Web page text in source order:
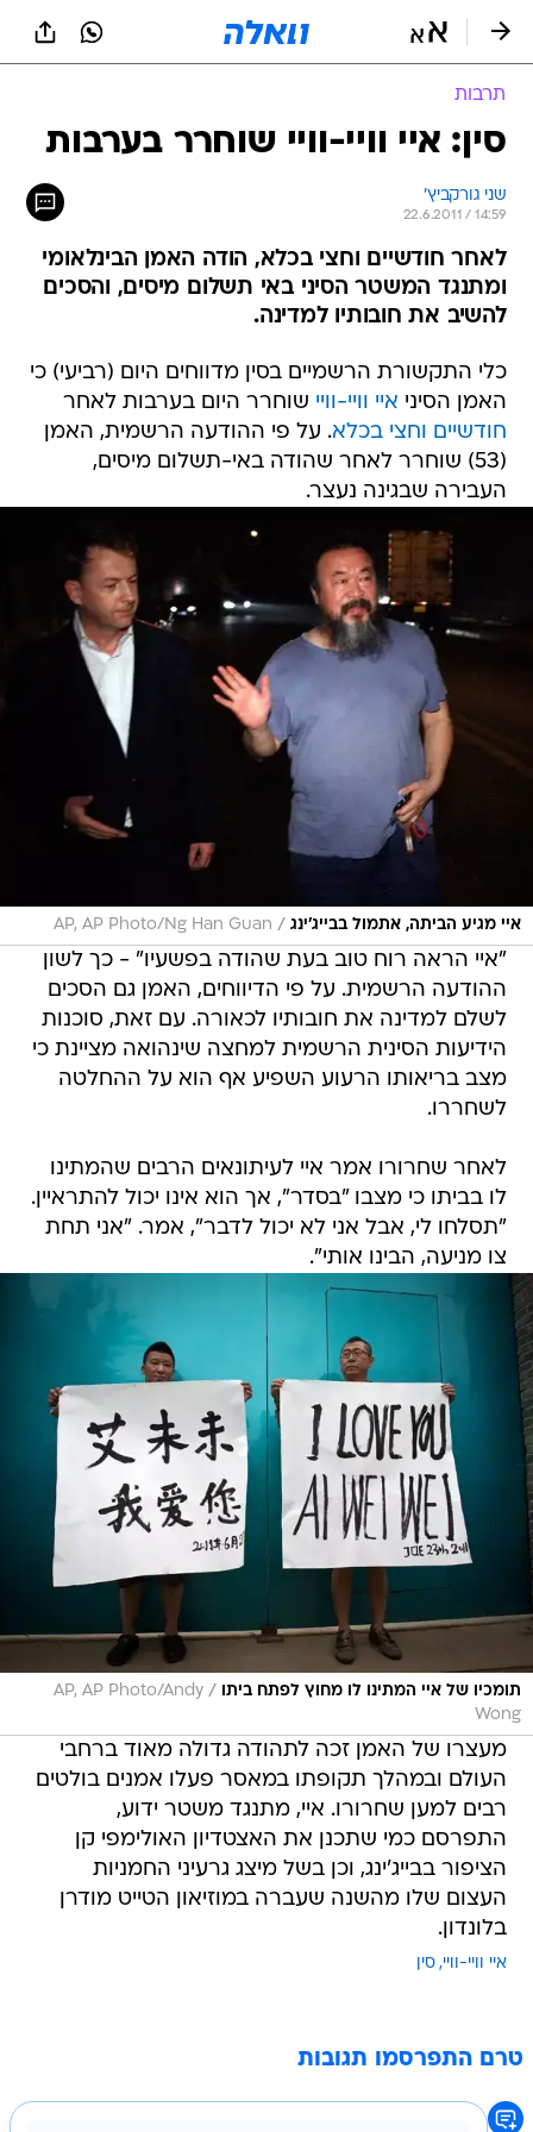
תרבות
סין: איי וויי-וויי שוחרר בערבות
שני גורקביץ'
22.6.2011 / 14:59
לאחר חודשיים וחצי בכלא, הודה האמן הבינלאומי
ומתנגד המשטר הסיני באי תשלום מיסים, והסכים
להשיב את חובותיו למדינה.
כלי התקשורת הרשמיים בסין מדווחים היום (רביעי) כי
האמן הסיני איי וויי-וויי שוחרר היום בערבות לאחר
חודשיים וחצי בכלא. על פי ההודעה הרשמית, האמן
(53) שוחרר לאחר שהודה באי-תשלום מיסים,
העבירה שבגינה נעצר.
איי מגיע הביתה, אתמול בבייג'ינג /
AP, AP Photo/Ng Han Guan
"איי הראה רוח טוב בעת שהודה בפשעיו" - כך לשון
ההודעה הרשמית. על פי הדיווחים, האמן גם הסכים
לשלם למדינה את חובותיו לכאורה. עם זאת, סוכנות
הידיעות הסינית הרשמית למחצה שינהואה מציינת כי
מצב בריאותו הרעוע השפיע אף הוא על ההחלטה
לשחררו.
לאחר שחרורו אמר איי לעיתונאים הרבים שהמתינו
לו בביתו כי מצבו "בסדר", אך הוא אינו יכול להתראיין.
"תסלחו לי, אבל אני לא יכול לדבר", אמר. "אני תחת
צו מניעה, הבינו אותי".
תומכיו של איי המתינו לו מחוץ לפתח ביתו /
AP, AP Photo/Andy
Wong
מעצרו של האמן זכה לתהודה גדולה מאוד ברחבי
העולם ובמהלך תקופתו במאסר פעלו אמנים בולטים
רבים למען שחרורו. איי, מתנגד משטר ידוע,
התפרסם כמי שתכנן את האצטדיון האולימפי קן
הציפור בבייג'ינג, וכן בשל מיצג גרעיני החמניות
העצום שלו מהשנה שעברה במוזיאון הטייט מודרן
בלונדון.
איי וויי-וויי סין
טרם התפרסמו תגובות